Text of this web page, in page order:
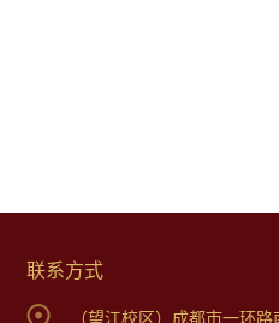
联系方式
（望江校区）成都市一环